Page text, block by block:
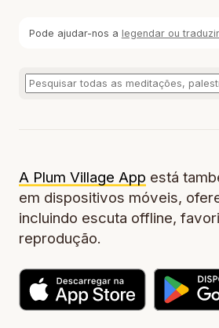
Pode ajudar-nos a legendar ou
A Plum Village App está
em dispositivos móveis,
incluindo escuta offline,
reprodução.